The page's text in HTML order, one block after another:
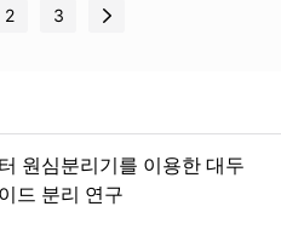
켜왔습니다.
2 3
원심분리기를 이용한 대두
드 분리 연구